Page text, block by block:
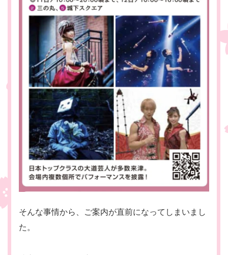
そんな事情から、ご案内が直前になってしまいまし
た。